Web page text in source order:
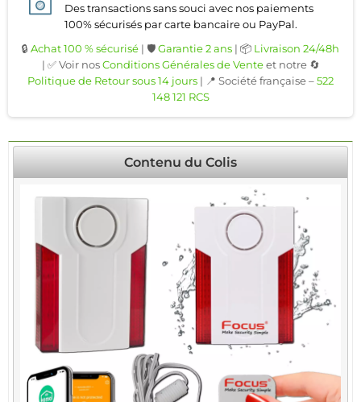
Des transactions sans souci avec nos paiements
100% sécurisés par carte bancaire ou PayPal.
🔒 Achat 100 % sécurisé | 🛡️Garantie 2 ans | 📦 Livraison 24/48h
| ✅ Voir nosConditions Générales de Venteet notre 🔄
Politique de Retour sous 14 jours | 📍 Société française –522
148 121 RCS
Contenu du Colis